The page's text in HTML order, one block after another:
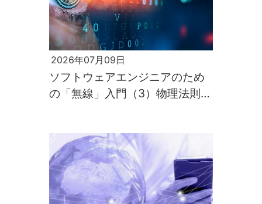
2026年07月09日
ソフトウェアエンジニアのため
の「無線」入門（3）物理法則が